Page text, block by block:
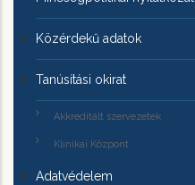
Közérdekű adatok
Tanúsítási okirat
Akkreditált szervezetek
Klinikai Központ
Adatvédelem